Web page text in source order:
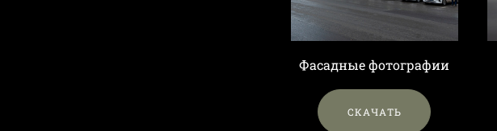
Фасадные фотографии
СКАЧАТЬ